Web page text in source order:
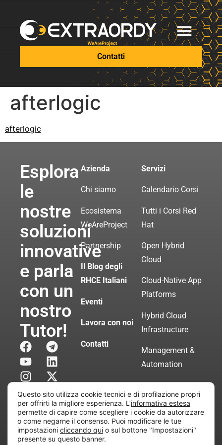
Contatti
afterlogic
afterlogic
Esplora
le
nostre
soluzioni
innovative
e parla
con un
nostro
Tutor!
Azienda
Chi siamo
Ecosistema
WeAreProject
Partnership
Il Blog degli
RHCE Italiani
Eventi
Lavora con noi
Contatti
Servizi
Calendario Corsi
Tutti i Corsi Red
Hat
Open Hybrid
Cloud
Cloud-Native App
Platforms
Hybrid Cloud
Infrastructure
Management &
Automation
Servizi di
Consulenza
Certificata
Questo sito utilizza cookie tecnici e di profilazione propri
per offrirti la migliore esperienza. L’informativa estesa
permette di capire come scegliere i cookie da autorizzare
o come negarne il consenso. Puoi modificare le tue
impostazioni cliccando qui o sul bottone "Impostazioni"
presente su questo banner.